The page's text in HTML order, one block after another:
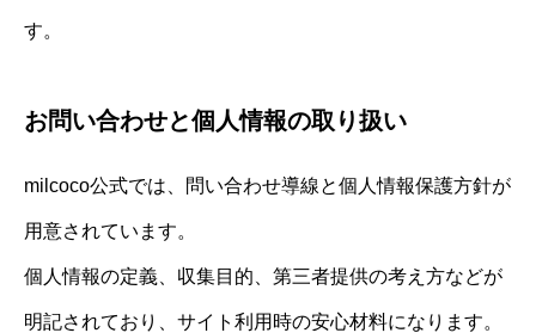
す。
お問い合わせと個人情報の取り扱い
milcoco公式では、問い合わせ導線と個人情報保護方針が
用意されています。
個人情報の定義、収集目的、第三者提供の考え方などが
明記されており、サイト利用時の安心材料になります。